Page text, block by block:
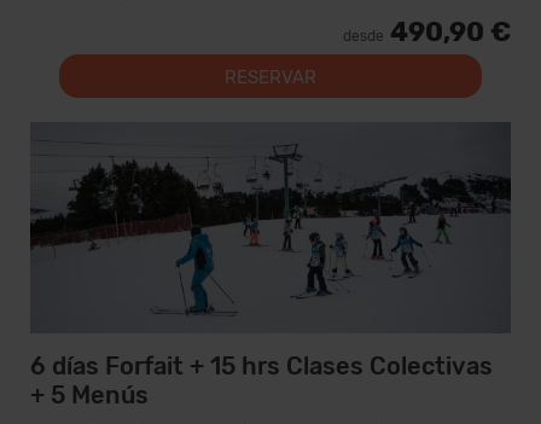
desde 490,90 €
RESERVAR
6 días Forfait + 15 hrs Clases Colectivas
+ 5 Menús